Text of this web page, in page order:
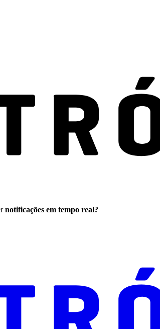
notificações em tempo real?